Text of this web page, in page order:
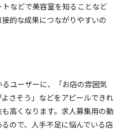
などで美容室を知ることなど
的な成果につながりやすいの
ユーザーに、「お店の雰囲気
さそう」などをアピールできれ
高くなります。求人募集用の動
ので、人手不足に悩んでいる店